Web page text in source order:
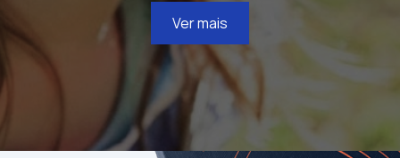
Ver mais